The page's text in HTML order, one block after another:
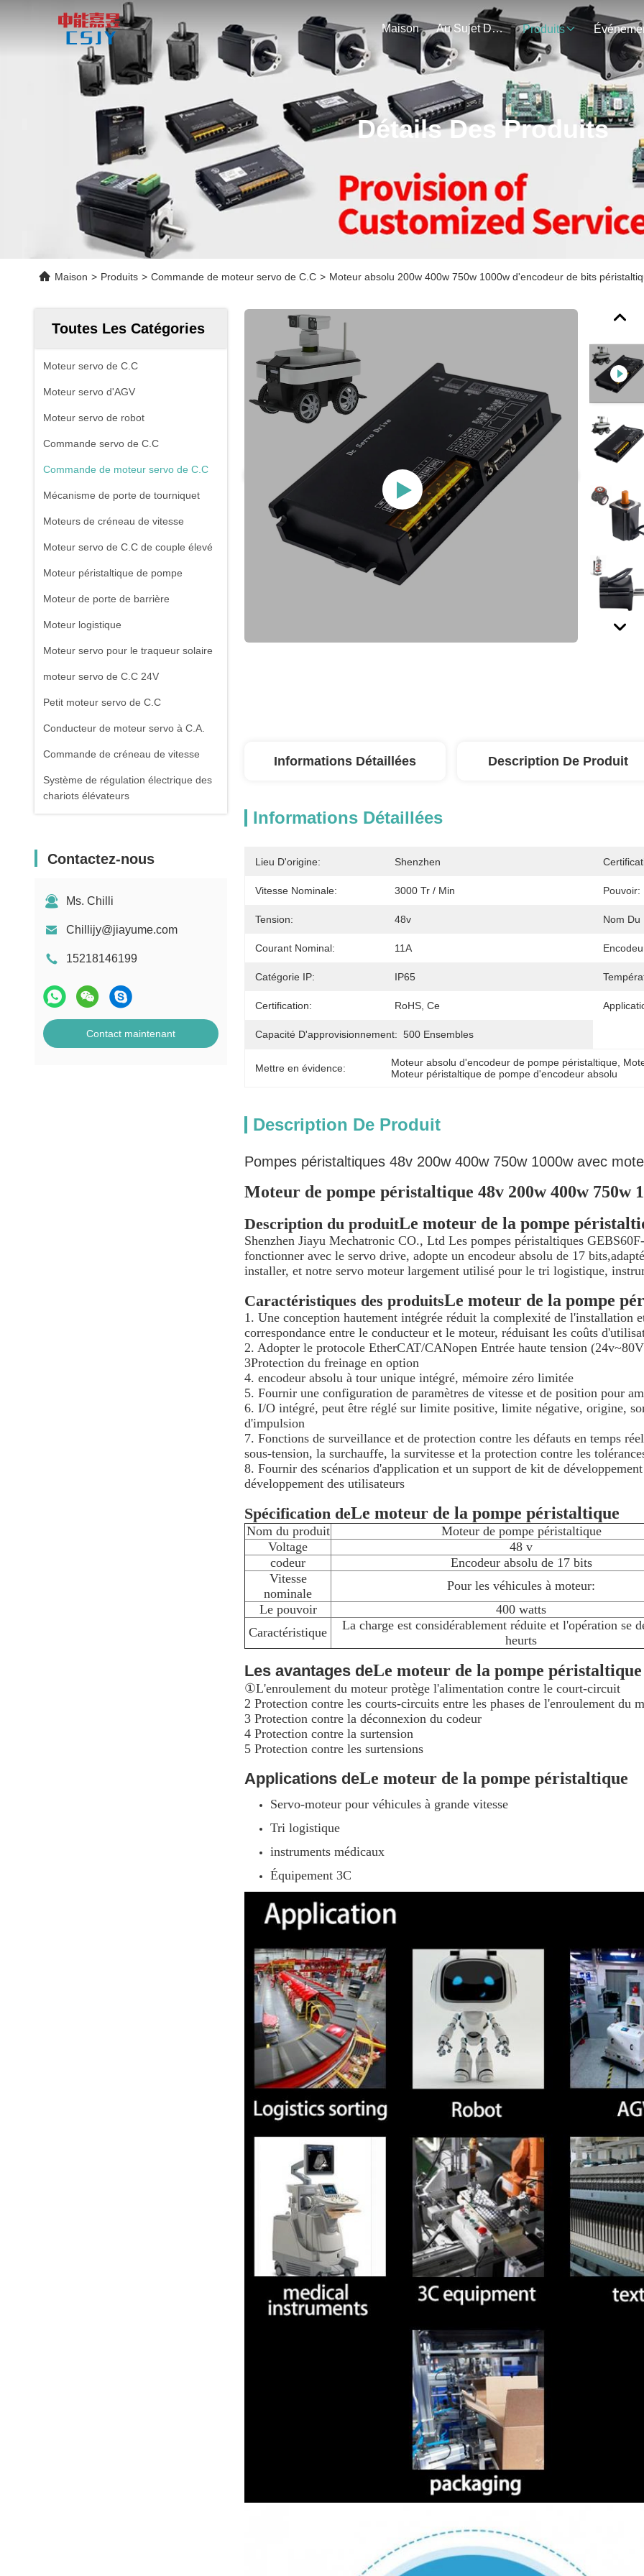
Maison Au Sujet De Nous Produits
Détails Des Produits
Maison > Produits > Commande de moteur servo de C.C > Moteur absolu 200w 400w 750w 1000w d'encodeur de bits
Toutes Les Catégories
Moteur servo de C.C
Moteur servo d'AGV
Moteur servo de robot
Commande servo de C.C
Commande de moteur servo de C.C
Mécanisme de porte de tourniquet
Moteurs de créneau de vitesse
Moteur servo de C.C de couple élevé
Moteur péristaltique de pompe
Moteur de porte de barrière
Moteur logistique
Moteur servo pour le traqueur solaire
moteur servo de C.C 24V
Petit moteur servo de C.C
Conducteur de moteur servo à C.A.
Commande de créneau de vitesse
Système de régulation électrique des
chariots élévateurs
Contrôleur de porte de tournevis
Contactez-nous
Ms. Chilli
Chillijy@jiayume.com
15218146199
Contact maintenant
Informations Détaillées Description De Produit
Informations Détaillées
Lieu D'origine: Shenzhen
Vitesse Nominale: 3000 Tr / Min Pouvoir:
Tension: 48v Nom Du
Courant Nominal: 11A
Catégorie IP: IP65
Certification: RoHS, Ce
Capacité D'approvisionnement: 500 Ensembles
Mettre en évidence: Moteur absolu d'encodeur de pompe péristaltique,
Moteur péristaltique de pompe d'encodeur absolu
Description De Produit
Pompes péristaltiques 48v 200w 400w 750w 1000w avec
Moteur de pompe péristaltique 48v 200w 400w 750w
Description du produitLe moteur de la pompe
Shenzhen Jiayu Mechatronic CO., Ltd Les pompes péristaltiques
fonctionner avec le servo drive, adopte un encodeur absolu de 17
installer, et notre servo moteur largement utilisé pour le tri logistique,
Caractéristiques des produitsLe moteur de la pompe
1. Une conception hautement intégrée réduit la complexité de l'installation
correspondance entre le conducteur et le moteur, réduisant les coûts
2. Adopter le protocole EtherCAT/CANopen Entrée haute tension
3Protection du freinage en option
4. encodeur absolu à tour unique intégré, mémoire zéro limitée
5. Fournir une configuration de paramètres de vitesse et de position pour
6. I/O intégré, peut être réglé sur limite positive, limite négative, origine,
d'impulsion
7. Fonctions de surveillance et de protection contre les défauts en temps
sous-tension, la surchauffe, la survitesse et la protection contre les
8. Fournir des scénarios d'application et un support de kit de
développement des utilisateurs
Spécification deLe moteur de la pompe péristaltique
Nom du produit
Moteur de pompe péristaltique
Voltage
48 v
codeur
Encodeur absolu de 17 bits
Vitesse
nominale
Pour les véhicules à moteur:
Le pouvoir
400 watts
Caractéristique
La charge est considérablement réduite et l'opération se
heurts
Les avantages deLe moteur de la pompe péristaltique
①L'enroulement du moteur protège l'alimentation contre le court-circuit
2 Protection contre les courts-circuits entre les phases de l'enroulement du
3 Protection contre la déconnexion du codeur
4 Protection contre la surtension
5 Protection contre les surtensions
Applications deLe moteur de la pompe péristaltique
Servo-moteur pour véhicules à grande vitesse
Tri logistique
instruments médicaux
Équipement 3C